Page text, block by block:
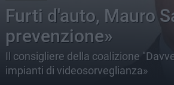
Furti d'auto, Mauro
prevenzione»
Il consigliere della coalizione
impianti di videosorveglianza»